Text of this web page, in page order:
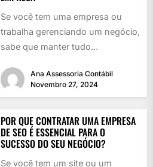
Se você tem uma empresa ou
trabalha gerenciando um negócio,
sabe que manter tudo
pratos...Ana Assessoria Contábil
Novembro 27, 2024
POR QUE CONTRATAR UMA EMPRESA
DE SEO É ESSENCIAL PARA O
SUCESSO DO SEU NEGÓCIO?
Se você tem um site ou um